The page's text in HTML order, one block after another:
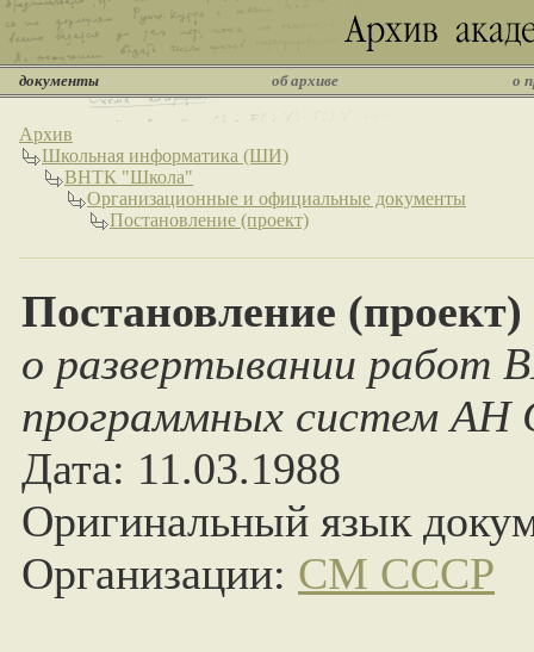
документы об архиве о
Архив
Школьная информатика (ШИ)
ВНТК "Школа"
Организационные и официальные документы
Постановление (проект)
Постановление (проект)
о развертывании
программных систем АН
Дата: 11.03.1988
Оригинальный язык
Организации: СМ СССР